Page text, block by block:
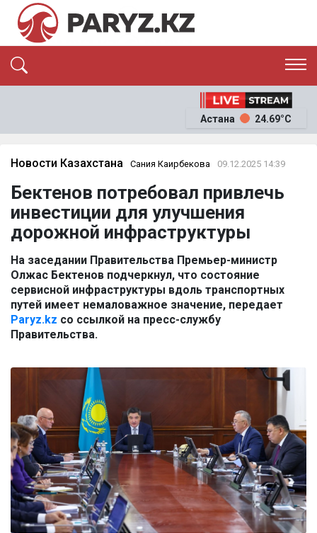
ЭКОНОМИКА
ОҚИҒА
News
Астана 24.69°C
Новости Казахстана Сания Каирбекова 09.12.2025 14:39
Бектенов потребовал привлечь
инвестиции для улучшения
дорожной инфраструктуры
На заседании Правительства Премьер-министр
Олжас Бектенов подчеркнул, что состояние
сервисной инфраструктуры вдоль транспортных
путей имеет немаловажное значение, передает
Paryz.kz со ссылкой на пресс-службу
Правительства.